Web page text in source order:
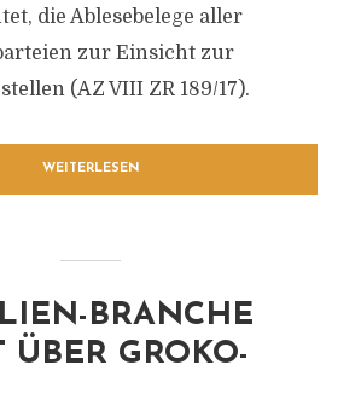
die Ablesebelege aller
zur Einsicht zur
(AZ VIII ZR 189/17).
WEITERLESEN
BRANCHE
ÜBER GROKO-